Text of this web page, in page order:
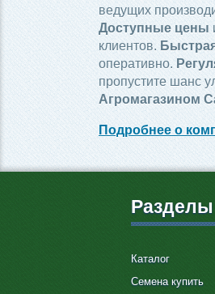
ведущих
Доступные цены
клиентов.
оперативно.
пропустите шанс
Агромагазином
Подробнее о
Разделы
Каталог
Семена купить